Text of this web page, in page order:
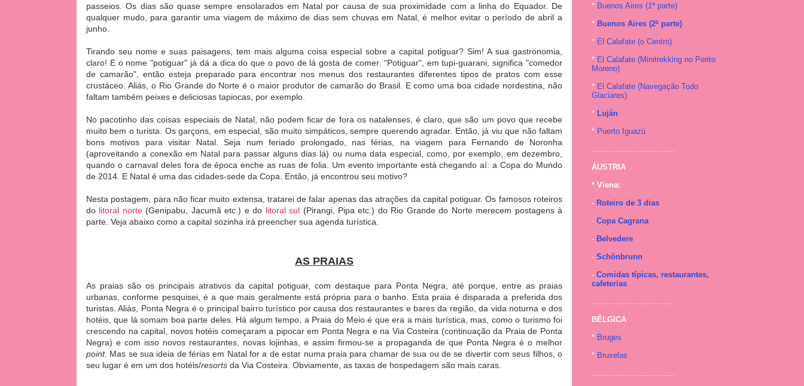
passeios. Os dias são quase sempre ensolarados em Natal por causa de sua proximidade com a linha do Equador. De
qualquer mudo, para garantir uma viagem de máximo de dias sem chuvas em Natal, é melhor evitar o período de abril a
junho.
Tirando seu nome e suas paisagens, tem mais alguma coisa especial sobre a capital potiguar? Sim! A sua gastronomia,
claro! E o nome "potiguar" já dá a dica do que o povo de lá gosta de comer. "Potiguar", em tupi-guarani, significa "comedor
de camarão", então esteja preparado para encontrar nos menus dos restaurantes diferentes tipos de pratos com esse
crustáceo. Aliás, o Rio Grande do Norte é o maior produtor de camarão do Brasil. E como uma boa cidade nordestina, não
faltam também peixes e deliciosas tapiocas, por exemplo.
No pacotinho das coisas especiais de Natal, não podem ficar de fora os natalenses, é claro, que são um povo que recebe
muito bem o turista. Os garçons, em especial, são muito simpáticos, sempre querendo agradar. Então, já viu que não faltam
bons motivos para visitar Natal. Seja num feriado prolongado, nas férias, na viagem para Fernando de Noronha
(aproveitando a conexão em Natal para passar alguns dias lá) ou numa data especial, como, por exemplo, em dezembro,
quando o carnaval deles fora de época enche as ruas de folia. Um evento importante está chegando aí: a Copa do Mundo
de 2014. E Natal é uma das cidades-sede da Copa. Então, já encontrou seu motivo?
Nesta postagem, para não ficar muito extensa, tratarei de falar apenas das atrações da capital potiguar. Os famosos roteiros
do litoral norte(Genipabu, Jacumã etc.) e do litoral sul (Pirangi, Pipa etc.) do Rio Grande do Norte merecem postagens à
parte. Veja abaixo como a capital sozinha irá preencher sua agenda turística.
AS PRAIAS
As praias são os principais atrativos da capital potiguar, com destaque para Ponta Negra, até porque, entre as praias
urbanas, conforme pesquisei, é a que mais geralmente está própria para o banho. Esta praia é disparada a preferida dos
turistas. Aliás, Ponta Negra é o principal bairro turístico por causa dos restaurantes e bares da região, da vida noturna e dos
hotéis, que lá somam boa parte deles. Há algum tempo, a Praia do Meio é que era a mais turística, mas, como o turismo foi
crescendo na capital, novos hotéis começaram a pipocar em Ponta Negra e na Via Costeira (continuação da Praia de Ponta
Negra) e com isso novos restaurantes, novas lojinhas, e assim firmou-se a propaganda de que Ponta Negra é o melhor
point. Mas se sua ideia de férias em Natal for a de estar numa praia para chamar de sua ou de se divertir com seus filhos, o
seu lugar é em um dos hotéis/resorts da Via Costeira. Obviamente, as taxas de hospedagem são mais caras.
* Buenos Aires (1ª parte)
* Buenos Aires (2ª parte)
* El Calafate (o Centro)
* El Calafate (Minitrekking no Perito
Moreno)
* El Calafate (Navegação Todo
Glaciares)
* Luján
* Puerto Iguazú
...................................
ÁUSTRIA
* Viena:
- Roteiro de 3 dias
- Copa Cagrana
- Belvedere
- Schönbrunn
- Comidas típicas, restaurantes,
cafeterias
...................................
BÉLGICA
* Bruges
* Bruxelas
...................................